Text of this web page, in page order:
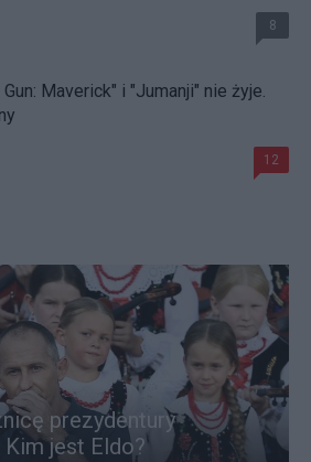
8
Maverick" i "Jumanji" nie żyje.
12
prezydentury
jest Eldo?